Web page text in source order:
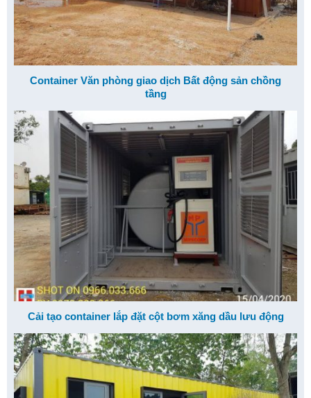
Container Văn phòng giao dịch Bất động sản chồng
tầng
Cải tạo container lắp đặt cột bơm xăng dầu lưu động